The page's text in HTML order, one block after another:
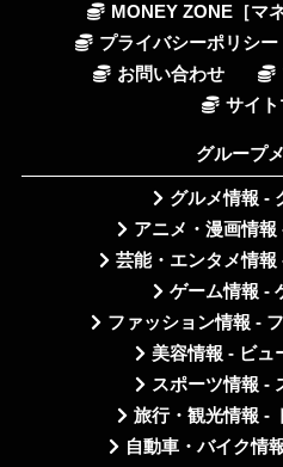
MONEY ZONE［マ
プライバシーポリシー
お問い合わせ
サイ
グループ
グルメ情報 -
アニメ・漫画情報
芸能・エンタメ情報
ゲーム情報 -
ファッション情報 -
美容情報 - ビュ
スポーツ情報 -
旅行・観光情報 -
自動車・バイク情